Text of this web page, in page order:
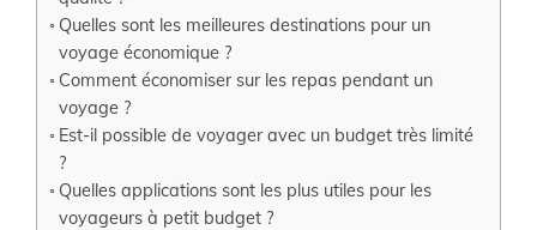
Quelles sont les meilleures destinations pour un
voyage économique ?
Comment économiser sur les repas pendant un
voyage ?
Est-il possible de voyager avec un budget très limité
?
Quelles applications sont les plus utiles pour les
voyageurs à petit budget ?